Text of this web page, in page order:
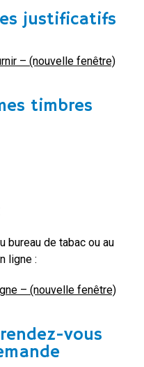
justificatifs
– (nouvelle fenêtre)
timbres
de tabac ou au
ligne :
– (nouvelle fenêtre)
vous